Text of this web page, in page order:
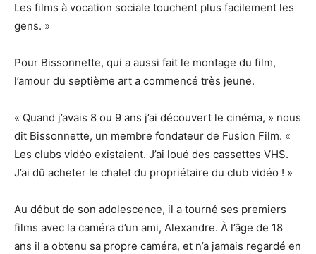
Les films à vocation sociale touchent plus facilement les
gens. »
Pour Bissonnette, qui a aussi fait le montage du film,
l’amour du septième art a commencé très jeune.
« Quand j’avais 8 ou 9 ans j’ai découvert le cinéma, » nous
dit Bissonnette, un membre fondateur de Fusion Film. «
Les clubs vidéo existaient. J’ai loué des cassettes VHS.
J’ai dû acheter le chalet du propriétaire du club vidéo ! »
Au début de son adolescence, il a tourné ses premiers
films avec la caméra d’un ami, Alexandre. À l’âge de 18
ans il a obtenu sa propre caméra, et n’a jamais regardé en